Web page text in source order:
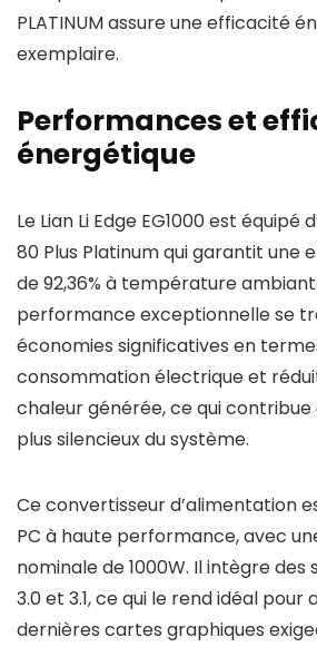
PLATINUM assure une efficacité
exemplaire.
Performances et
énergétique
Le Lian Li Edge EG1000 est équipé
80 Plus Platinum qui garantit une
de 92,36% à température
performance exceptionnelle se
économies significatives en
consommation électrique et
chaleur générée, ce qui
plus silencieux du système.
Ce convertisseur d’alimentation
PC à haute performance, avec
nominale de 1000W. Il intègre des
3.0 et 3.1, ce qui le rend idéal pour
dernières cartes graphiques